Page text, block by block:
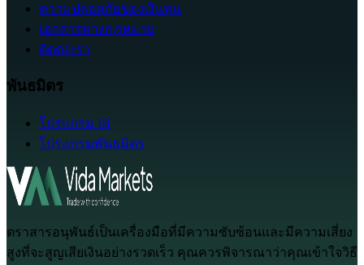
ความปลอดภัยของเงินทุน
เอกสารทางกฎหมาย
ติดต่อเรา
พันธมิตร
โปรแกรม IB
โปรแกรมพันธมิตร
ตราสารอนุพันธ์เป็นเครื่องมือที่มีความซับซ้อนและมีความเสี่ยง
สูงที่จะสูญเสียเงินอย่างรวดเร็ว คุณควรพิจารณาว่าคุณเข้าใจวิธี